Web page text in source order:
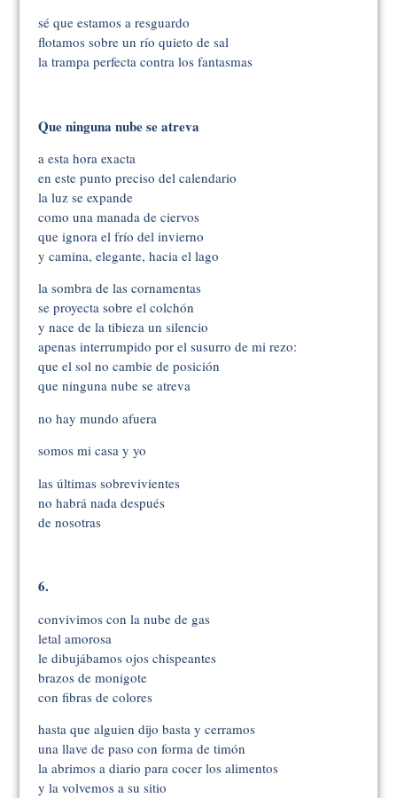
sé que estamos a resguardo
flotamos sobre un río quieto de sal
la trampa perfecta contra los fantasmas
Que ninguna nube se atreva
a esta hora exacta
en este punto preciso del calendario
la luz se expande
como una manada de ciervos
que ignora el frío del invierno
y camina, elegante, hacia el lago
la sombra de las cornamentas
se proyecta sobre el colchón
y nace de la tibieza un silencio
apenas interrumpido por el susurro de mi rezo:
que el sol no cambie de posición
que ninguna nube se atreva
no hay mundo afuera
somos mi casa y yo
las últimas sobrevivientes
no habrá nada después
de nosotras
6.
convivimos con la nube de gas
letal amorosa
le dibujábamos ojos chispeantes
brazos de monigote
con fibras de colores
hasta que alguien dijo basta y cerramos
una llave de paso con forma de timón
la abrimos a diario para cocer los alimentos
y la volvemos a su sitio